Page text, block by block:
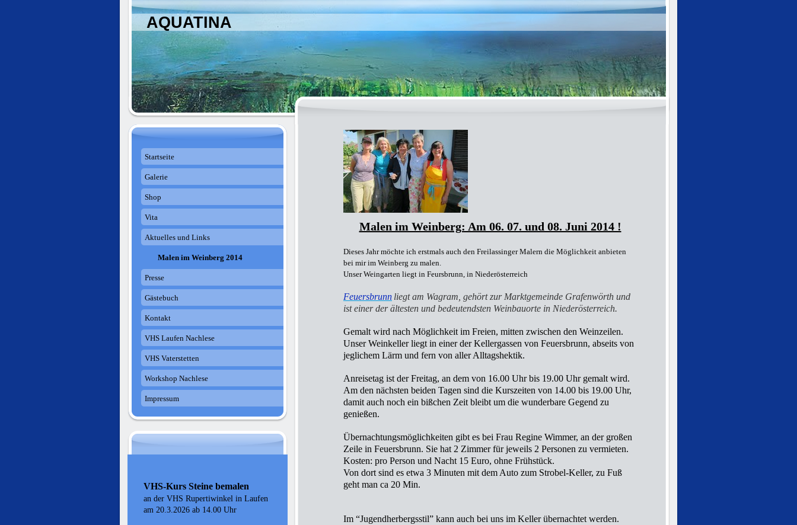
AQUATINA
Malen im Weinberg: Am 06. 07. und 08. Juni 2014 !
Dieses Jahr möchte ich erstmals auch den Freilassinger Malern die Möglichkeit anbieten
bei mir im Weinberg zu malen.
Unser Weingarten liegt in Feursbrunn, in Niederösterreich
Feuersbrunn liegt am Wagram, gehört zur Marktgemeinde Grafenwörth und
ist einer der ältesten und bedeutendsten Weinbauorte in Niederösterreich.
Gemalt wird nach Möglichkeit im Freien, mitten zwischen den Weinzeilen.
Unser Weinkeller liegt in einer der Kellergassen von Feuersbrunn, abseits von
jeglichem Lärm und fern von aller Alltagshektik.
Anreisetag ist der Freitag, an dem von 16.00 Uhr bis 19.00 Uhr gemalt wird.
Am den nächsten beiden Tagen sind die Kurszeiten von 14.00 bis 19.00 Uhr,
damit auch noch ein bißchen Zeit bleibt um die wunderbare Gegend zu
genießen.
Übernachtungsmöglichkeiten gibt es bei Frau Regine Wimmer, an der großen
Zeile in Feuersbrunn. Sie hat 2 Zimmer für jeweils 2 Personen zu vermieten.
Kosten: pro Person und Nacht 15 Euro, ohne Frühstück.
Von dort sind es etwa 3 Minuten mit dem Auto zum Strobel-Keller, zu Fuß
geht man ca 20 Min.
Im “Jugendherbergsstil” kann auch bei uns im Keller übernachtet werden.
Startseite
Galerie
Shop
Vita
Aktuelles und Links
Malen im Weinberg 2014
Presse
Gästebuch
Kontakt
VHS Laufen Nachlese
VHS Vaterstetten
Workshop Nachlese
Impressum
VHS-Kurs Steine bemalen
an der VHS Rupertiwinkel in Laufen
am 20.3.2026 ab 14.00 Uhr